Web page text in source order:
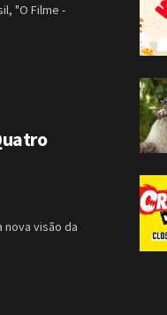
"O Filme -
nova visão da